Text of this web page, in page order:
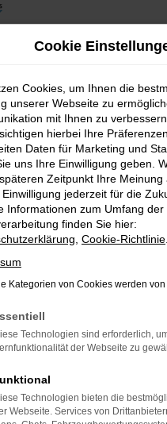
Lagerfahrzeuge
Network Error
ist ein Fehler
ein paar Tipps, die dir
deine Firewall und
andere Webseiten, zum
deine
das Laden bestimmter
Funktioniert die Seite
Browser oder in einem
dein Gerät neu.
kann manchmal helfen,
Cookie
Cookies, um Ihnen die
unserer Webseite zu
mit Ihnen zu
hierbei Ihre
Daten für Marketing und
uns Ihre Einwilligung geben.
Zeitpunkt Ihre Meinung
jederzeit für die
Informationen zum Umfang der
finden Sie hier:
Cookie-Richtlinie
Kategorien von Cookies werden
Technologien sind erforderlich,
der Webseite zu
Technologien bieten die
Webseite. Services von